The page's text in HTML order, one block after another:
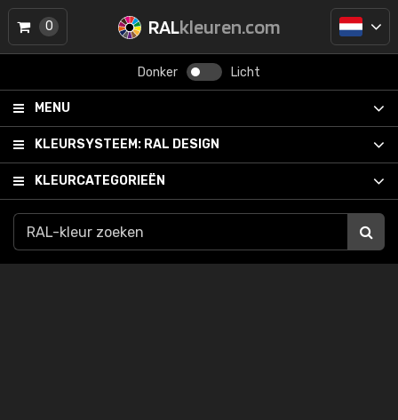
RALkleuren.com
Donker Licht
MENU
KLEURSYSTEEM: RAL DESIGN
KLEURCATEGORIEËN
0